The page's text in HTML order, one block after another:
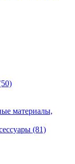
материалы,
(81)